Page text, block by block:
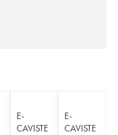
E-
CAVISTE
E-
CAVISTE